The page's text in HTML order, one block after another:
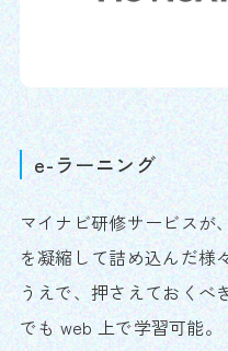
e-ラーニング
マイナビ研修サービスが
を凝縮して詰め込んだ様
うえで、押さえておくべ
でも web 上で学習可能。